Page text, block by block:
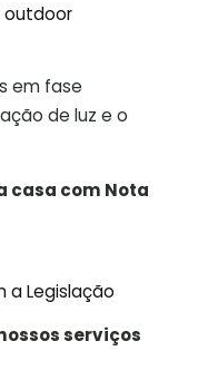
outdoor
em fase
de luz e o
casa com Nota
a Legislação
serviços